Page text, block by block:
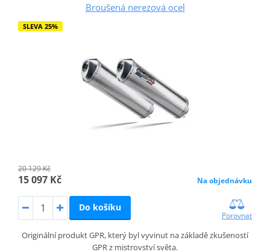
Broušená nerezová ocel
SLEVA 25%
20 129 Kč
15 097 Kč Na objednávku
Do košíku
Porovnat
Originální produkt GPR, který byl vyvinut na základě zkušeností
GPR z mistrovství světa.